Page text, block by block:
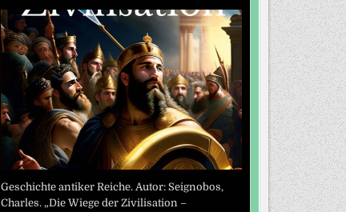
Geschichte antiker Reiche. Autor: Seignobos,
Charles. „Die Wiege der Zivilisation –